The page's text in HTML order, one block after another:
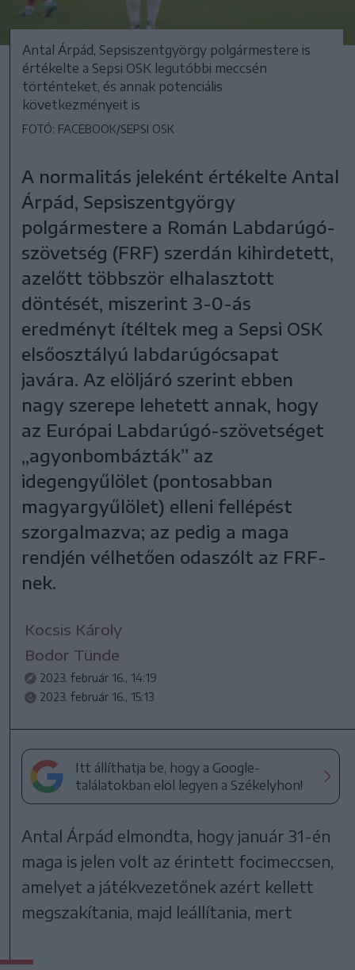
Antal Árpád, Sepsiszentgyörgy polgármestere is
értékelte a Sepsi OSK legutóbbi meccsén
történteket, és annak potenciális
következményeit is
FOTÓ: FACEBOOK/SEPSI OSK
A normalitás jeleként értékelte Antal
Árpád, Sepsiszentgyörgy
polgármestere a Román Labdarúgó-
szövetség (FRF) szerdán kihirdetett,
azelőtt többször elhalasztott
döntését, miszerint 3-0-ás
eredményt ítéltek meg a Sepsi OSK
elsőosztályú labdarúgócsapat
javára. Az elöljáró szerint ebben
nagy szerepe lehetett annak, hogy
az Európai Labdarúgó-szövetséget
„agyonbombázták” az
idegengyűlölet (pontosabban
magyargyűlölet) elleni fellépést
szorgalmazva; az pedig a maga
rendjén vélhetően odaszólt az FRF-
nek.
Kocsis Károly
Bodor Tünde
2023. február 16., 14:19
2023. február 16., 15:13
Itt állíthatja be, hogy a Google-
találatokban elöl legyen a Székelyhon!
Antal Árpád elmondta, hogy január 31-én
maga is jelen volt az érintett focimeccsen,
amelyet a játékvezetőnek azért kellett
megszakítania, majd leállítania, mert